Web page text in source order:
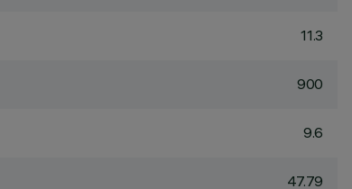
11.3
900
9.6
47.79